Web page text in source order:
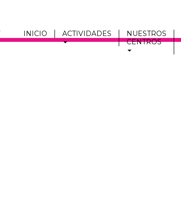
INICIO ACTIVIDADES
NUESTROS
CENTROS